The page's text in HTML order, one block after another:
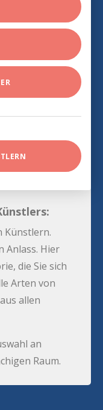
Künstlern.
Anlass. Hier
die Sie sich
Arten von
allen
an
Raum.